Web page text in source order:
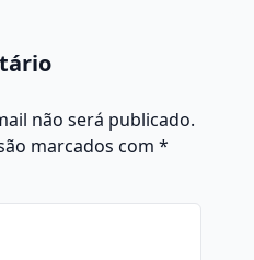
não será publicado.
marcados com *